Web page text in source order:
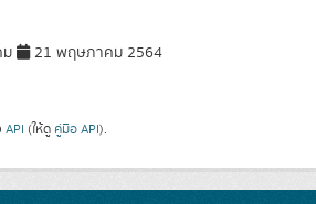
ม 21 พฤษภาคม 2564
API (ให้ดู คู่มือ API).